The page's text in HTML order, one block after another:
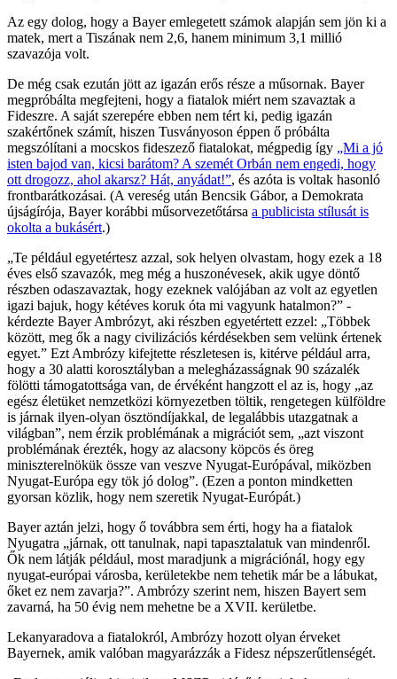
Az egy dolog, hogy a Bayer emlegetett számok alapján sem jön ki a
matek, mert a Tiszának nem 2,6, hanem minimum 3,1 millió
szavazója volt.
De még csak ezután jött az igazán erős része a műsornak. Bayer
megpróbálta megfejteni, hogy a fiatalok miért nem szavaztak a
Fideszre. A saját szerepére ebben nem tért ki, pedig igazán
szakértőnek számít, hiszen Tusványoson éppen ő próbálta
megszólítani a mocskos fideszező fiatalokat, mégpedig így „Mi a jó
isten bajod van, kicsi barátom? A szemét Orbán nem engedi, hogy
ott drogozz, ahol akarsz? Hát, anyádat!”, és azóta is voltak hasonló
frontbarátkozásai. (A vereség után Bencsik Gábor, a Demokrata
újságírója, Bayer korábbi műsorvezetőtársa a publicista stílusát is
okolta a bukásért.)
„Te például egyetértesz azzal, sok helyen olvastam, hogy ezek a 18
éves első szavazók, meg még a huszonévesek, akik ugye döntő
részben odaszavaztak, hogy ezeknek valójában az volt az egyetlen
igazi bajuk, hogy kétéves koruk óta mi vagyunk hatalmon?” -
kérdezte Bayer Ambrózyt, aki részben egyetértett ezzel: „Többek
között, meg ők a nagy civilizációs kérdésekben sem velünk értenek
egyet.” Ezt Ambrózy kifejtette részletesen is, kitérve például arra,
hogy a 30 alatti korosztályban a melegházasságnak 90 százalék
fölötti támogatottsága van, de érvéként hangzott el az is, hogy „az
egész életüket nemzetközi környezetben töltik, rengetegen külföldre
is járnak ilyen-olyan ösztöndíjakkal, de legalábbis utazgatnak a
világban”, nem érzik problémának a migrációt sem, „azt viszont
problémának érezték, hogy az alacsony köpcös és öreg
miniszterelnökük össze van veszve Nyugat-Európával, miközben
Nyugat-Európa egy tök jó dolog”. (Ezen a ponton mindketten
gyorsan közlik, hogy nem szeretik Nyugat-Európát.)
Bayer aztán jelzi, hogy ő továbbra sem érti, hogy ha a fiatalok
Nyugatra „járnak, ott tanulnak, napi tapasztalatuk van mindenről.
Ők nem látják például, most maradjunk a migrációnál, hogy egy
nyugat-európai városba, kerületekbe nem tehetik már be a lábukat,
őket ez nem zavarja?”. Ambrózy szerint nem, hiszen Bayert sem
zavarná, ha 50 évig nem mehetne be a XVII. kerületbe.
Lekanyaradova a fiatalokról, Ambrózy hozott olyan érveket
Bayernek, amik valóban magyarázzák a Fidesz népszerűtlenségét.